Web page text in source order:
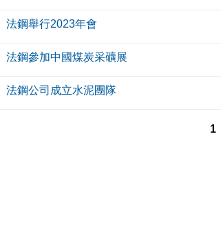
法鋼舉行2023年會
法鋼參加中國煤炭采礦展
法鋼公司成立水泥團隊
1